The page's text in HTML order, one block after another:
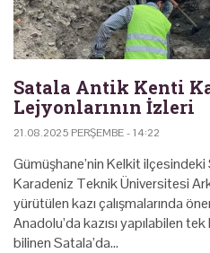
Satala Antik Kenti
Lejyonlarının İzleri
21.08.2025 PERŞEMBE - 14:22
Gümüşhane’nin Kelkit
Karadeniz Teknik Üniversitesi
yürütülen kazı çalışmalarında
Anadolu’da kazısı yapılabilen
bilinen Satala’da…